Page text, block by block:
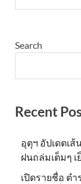
Search
Recent
อุตุฯ อัปเดตเ
ฝนถล่มเต็มๆ เ
เปิดรายชื่อ ตำ